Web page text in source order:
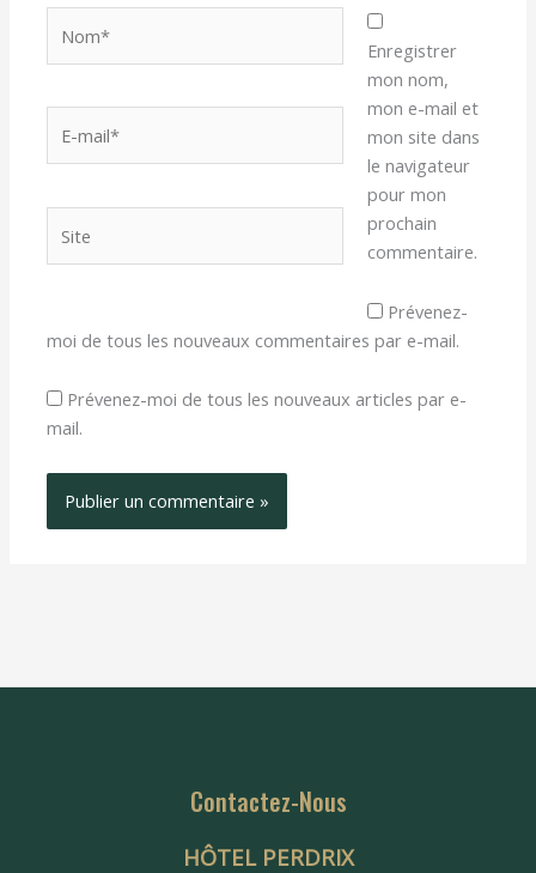
mail*
Enregistrer
mon nom,
mon e-mail et
mon site dans
le navigateur
pour mon
prochain
commentaire.
Prévenez-
moi de tous les nouveaux commentaires par e-mail.
Prévenez-moi de tous les nouveaux articles par e-
mail.
Contactez-Nous
HÔTEL PERDRIX